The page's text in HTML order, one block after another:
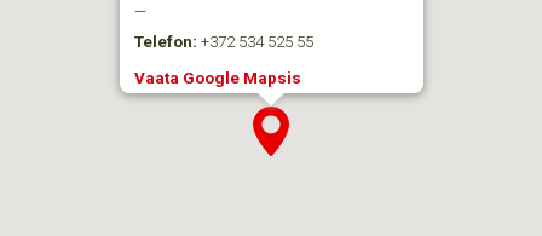
—
Telefon: +372 534 525 55
Vaata Google Mapsis